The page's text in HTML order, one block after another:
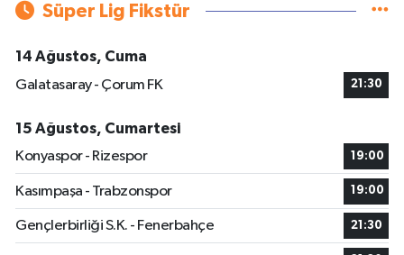
Süper Lig Fikstür
14 Ağustos, Cuma
Galatasaray - Çorum FK
21:30
15 Ağustos, Cumartesi
Konyaspor - Rizespor
19:00
Kasımpaşa - Trabzonspor 19:00
Gençlerbirliği S.K. - Fenerbahçe 21:30